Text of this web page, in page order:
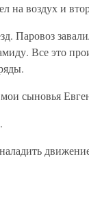
на воздух и
Паровоз
Все это
сыновья